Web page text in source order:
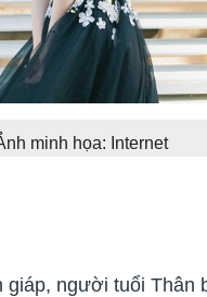
minh họa: Internet
giáp, người tuổi Thân